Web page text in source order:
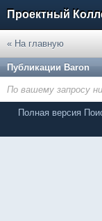
Проектный
« На главную
Публикации Baron
По вашему запросу
Полная версия